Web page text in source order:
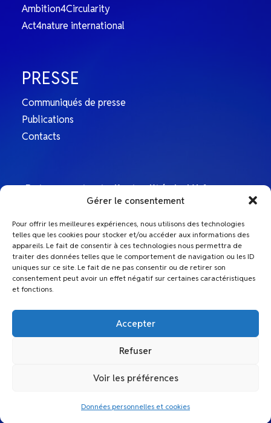
Gérer le consentement
Pour offrir les meilleures expériences, nous utilisons des technologies
telles que les cookies pour stocker et/ou accéder aux informations des
appareils. Le fait de consentir à ces technologies nous permettra de
traiter des données telles que le comportement de navigation ou les ID
uniques sur ce site. Le fait de ne pas consentir ou de retirer son
consentement peut avoir un effet négatif sur certaines caractéristiques
et fonctions.
Accepter
Refuser
Voir les préférences
Données personnelles et cookies
Ambition4Circularity
Act4nature international
PRESSE
Communiqués de presse
Publications
Contacts
Retrouvez toute l’actualité de L’Afep sur
L'Afep
Le Top Afep
Mentions Légales et crédits| Données personnelles et cookies